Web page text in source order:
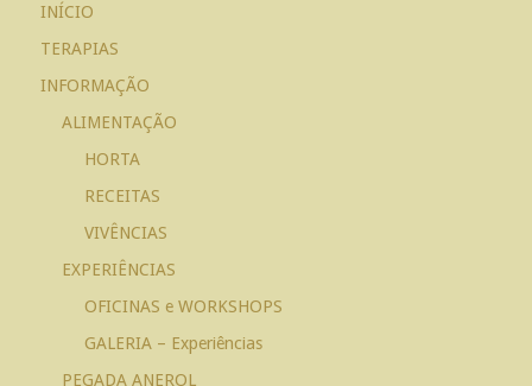
INÍCIO
TERAPIAS
INFORMAÇÃO
ALIMENTAÇÃO
HORTA
RECEITAS
VIVÊNCIAS
EXPERIÊNCIAS
OFICINAS e WORKSHOPS
GALERIA – Experiências
PEGADA ANEROL